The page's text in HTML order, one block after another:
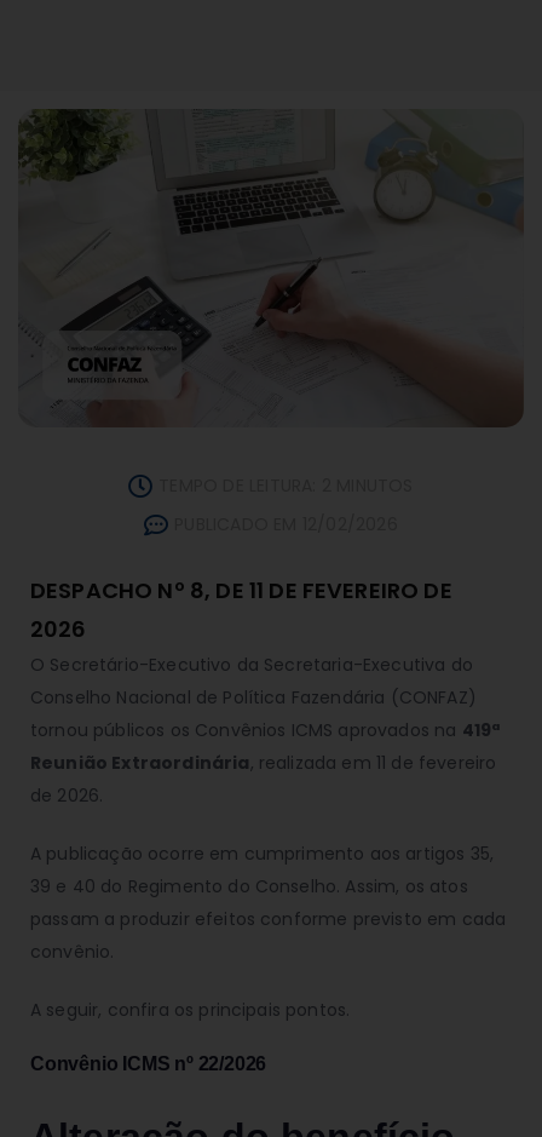
DESPACHO Nº 8, DE 11 DE FEVEREIRO DE
2026
O Secretário-Executivo da Secretaria-Executiva do
Conselho Nacional de Política Fazendária (CONFAZ)
tornou públicos os Convênios ICMS aprovados na 419ª
Reunião Extraordinária, realizada em 11 de fevereiro
de 2026.
A publicação ocorre em cumprimento aos artigos 35,
39 e 40 do Regimento do Conselho. Assim, os atos
passam a produzir efeitos conforme previsto em cada
convênio.
A seguir, confira os principais pontos.
Convênio ICMS nº 22/2026